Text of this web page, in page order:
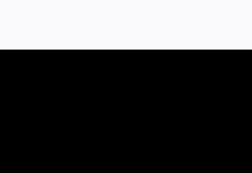
าณิชย์ เปิดเผยภายหลังเป็น
ะกอบการแฟรนไชส์ใน 2